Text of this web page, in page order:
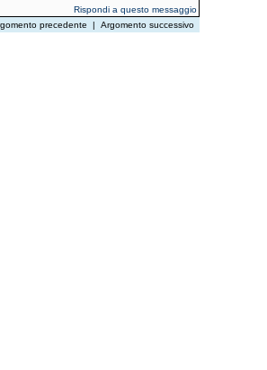
Rispondi a questo messaggio
precedente | Argomento successivo